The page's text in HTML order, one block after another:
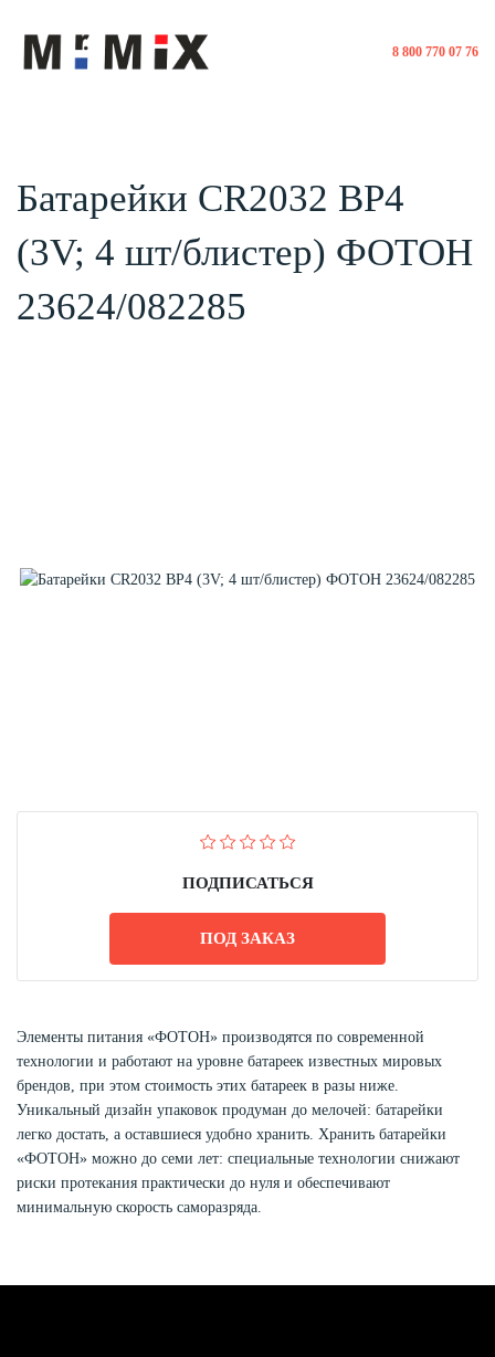
8 800 770 07 76
Батарейки CR2032 BP4
(3V; 4 шт/блистер) ФОТОН
23624/082285
ПОДПИСАТЬСЯ
ПОД ЗАКАЗ
Элементы питания «ФОТОН» производятся по современной
технологии и работают на уровне батареек известных мировых
брендов, при этом стоимость этих батареек в разы ниже.
Уникальный дизайн упаковок продуман до мелочей: батарейки
легко достать, а оставшиеся удобно хранить. Хранить батарейки
«ФОТОН» можно до семи лет: специальные технологии снижают
риски протекания практически до нуля и обеспечивают
минимальную скорость саморазряда.